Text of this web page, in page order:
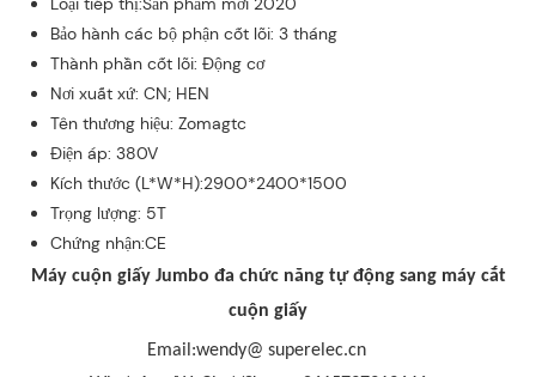
Bảo hành các bộ phận cốt lõi: 3 tháng
Thành phần cốt lõi: Động cơ
Nơi xuất xứ: CN; HEN
Tên thương hiệu: Zomagtc
Điện áp: 380V
Kích thước (L*W*H):2900*2400*1500
Trọng lượng: 5T
Chứng nhận:CE
Máy cuộn giấy Jumbo đa chức năng tự động sang máy cắt
cuộn giấy
Email:wendy@ superelec.cn